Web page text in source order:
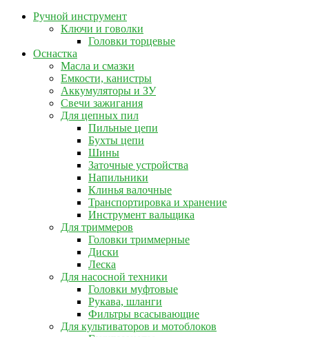
Ручной инструмент
Ключи и говолки
Головки торцевые
Оснастка
Масла и смазки
Емкости, канистры
Аккумуляторы и ЗУ
Свечи зажигания
Для цепных пил
Пильные цепи
Бухты цепи
Шины
Заточные устройства
Напильники
Клинья валочные
Транспортировка и хранение
Инструмент вальщика
Для триммеров
Головки триммерные
Диски
Леска
Для насосной техники
Головки муфтовые
Рукава, шланги
Фильтры всасывающие
Для культиваторов и мотоблоков